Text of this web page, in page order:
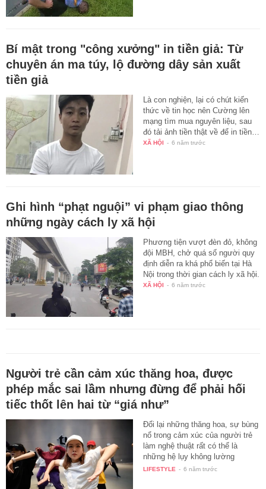
Bí mật trong "công xưởng" in tiền giả: Từ
chuyên án ma túy, lộ đường dây sản xuất
tiền giả
Là con nghiện, lại có chút kiến
thức về tin học nên Cường lên
mạng tìm mua nguyên liệu, sau
đó tải ảnh tiền thật về để in tiền…
XÃ HỘI - 6 năm trước
Ghi hình “phạt nguội” vi phạm giao thông
những ngày cách ly xã hội
Phương tiện vượt đèn đỏ, không
đội MBH, chở quá số người quy
định diễn ra khá phổ biến tại Hà
Nội trong thời gian cách ly xã hội.
XÃ HỘI - 6 năm trước
Người trẻ cần cảm xúc thăng hoa, được
phép mắc sai lầm nhưng đừng để phải hối
tiếc thốt lên hai từ “giá như”
Đổi lại những thăng hoa, sự bùng
nổ trong cảm xúc của người trẻ
làm nghệ thuật rất có thể là
những hệ lụy không lường
trước…
LIFESTYLE - 6 năm trước